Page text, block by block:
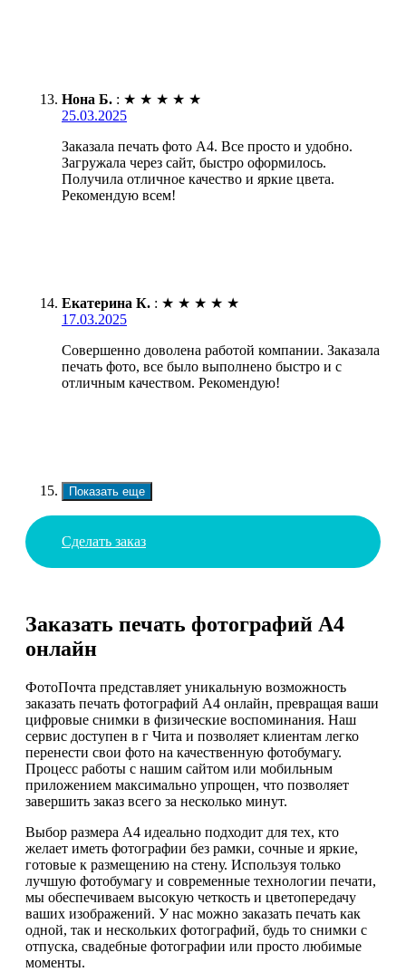
Нона Б. : ★ ★ ★ ★ ★
25.03.2025
Заказала печать фото А4. Все просто и удобно.
Загружала через сайт, быстро оформилось.
Получила отличное качество и яркие цвета.
Рекомендую всем!
Екатерина К. : ★ ★ ★ ★ ★
17.03.2025
Совершенно доволена работой компании. Заказала
печать фото, все было выполнено быстро и с
отличным качеством. Рекомендую!
Показать еще
Сделать заказ
Заказать печать фотографий А4
онлайн
ФотоПочта представляет уникальную возможность
заказать печать фотографий А4 онлайн, превращая ваши
цифровые снимки в физические воспоминания. Наш
сервис доступен в г Чита и позволяет клиентам легко
перенести свои фото на качественную фотобумагу.
Процесс работы с нашим сайтом или мобильным
приложением максимально упрощен, что позволяет
завершить заказ всего за несколько минут.
Выбор размера А4 идеально подходит для тех, кто
желает иметь фотографии без рамки, сочные и яркие,
готовые к размещению на стену. Используя только
лучшую фотобумагу и современные технологии печати,
мы обеспечиваем высокую четкость и цветопередачу
ваших изображений. У нас можно заказать печать как
одной, так и нескольких фотографий, будь то снимки с
отпуска, свадебные фотографии или просто любимые
моменты.